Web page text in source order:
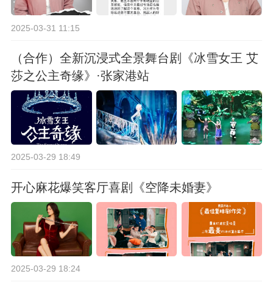
2025-03-31 11:15
（合作）全新沉浸式全景舞台剧《冰雪女王 艾
莎之公主奇缘》·张家港站
2025-03-29 18:49
开心麻花爆笑客厅喜剧《空降未婚妻》
2025-03-29 18:24